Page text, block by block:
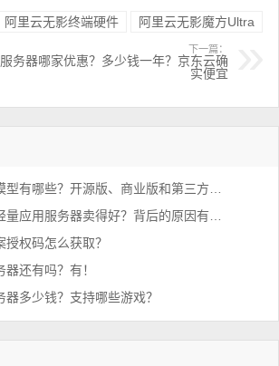
阿里云无影终端硬件 阿里云无影魔方Ultra
下一篇：
务器哪家优惠？多少钱一年？京东云确
实便宜
授权码怎么获取？
还有吗？有！
器多少钱？支持哪些游戏？